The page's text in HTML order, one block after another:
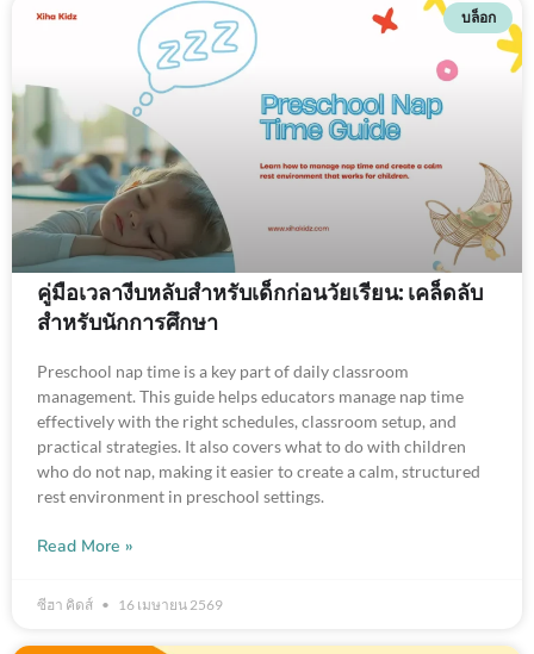
บล็อก
คู่มือเวลางีบหลับสำหรับเด็กก่อนวัยเรียน: เคล็ดลับ
สำหรับนักการศึกษา
Preschool nap time is a key part of daily classroom
management. This guide helps educators manage nap time
effectively with the right schedules, classroom setup, and
practical strategies. It also covers what to do with children
who do not nap, making it easier to create a calm, structured
rest environment in preschool settings.
Read More »
ซีฮา คิดส์ 16 เมษายน 2569